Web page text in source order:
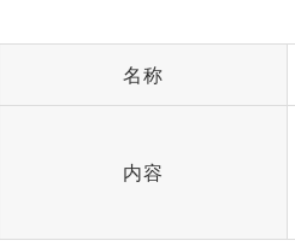
名称
内容